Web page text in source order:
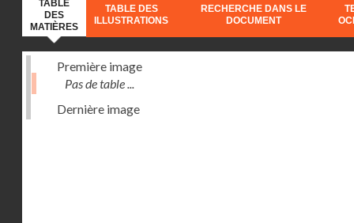
TABLE
DES
MATIÈRES
TABLE DES
ILLUSTRATIONS
RECHERCHE DANS LE
DOCUMENT
Première image
Pas de table ...
Dernière image